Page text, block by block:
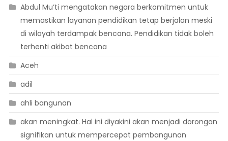
Abdul Mu’ti mengatakan negara berkomitmen untuk
memastikan layanan pendidikan tetap berjalan meski
di wilayah terdampak bencana. Pendidikan tidak boleh
terhenti akibat bencana
Aceh
adil
ahli bangunan
akan meningkat. Hal ini diyakini akan menjadi dorongan
signifikan untuk mempercepat pembangunan